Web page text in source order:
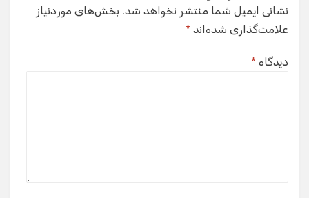
نشانی ایمیل شما منتشر نخواهد شد. بخش‌های موردنیاز
علامت‌گذاری شده‌اند *
دیدگاه *